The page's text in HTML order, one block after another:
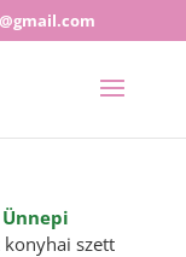
Ünnepi
szett